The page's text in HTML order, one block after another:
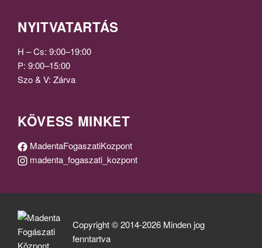
NYITVATARTÁS
H – Cs: 9:00–19:00
P: 9:00–15:00
Szo & V: Zárva
KÖVESS MINKET
MadentaFogaszatiKozpont
madenta_fogaszati_kozpont
Copyright © 2014-2026 Minden jog
fenntartva